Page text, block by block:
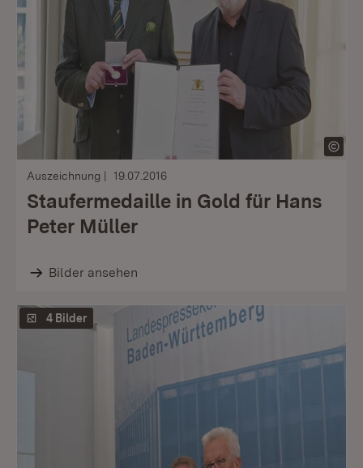
Auszeichnung 19.07.2016
Staufermedaille in Gold für Hans
Peter Müller
Bilder ansehen
4 Bilder